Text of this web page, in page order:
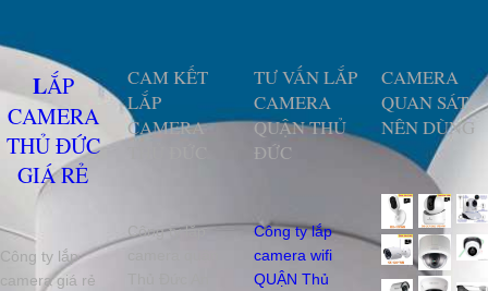
LẮP
CAMERA
THỦ ĐỨC
GIÁ RẺ
Công ty lắp
camera giá rẻ
CAM KẾT
LẮP
CAMERA
Công ty lắp
TƯ VẤN LẮP
CAMERA
QUẬN THỦ
ĐỨC
Công ty lắp
camera wifi
QUẬN Thủ
CAMERA
QUAN SÁT
NÊN DÙNG